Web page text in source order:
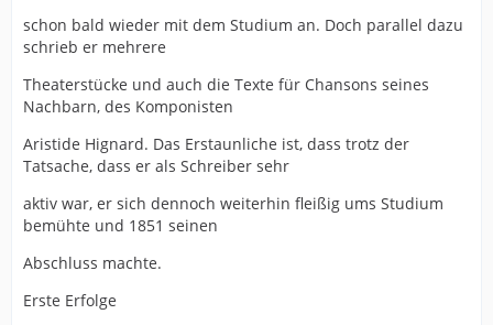
schon bald wieder mit dem Studium an. Doch parallel dazu
schrieb er mehrere
Theaterstücke und auch die Texte für Chansons seines
Nachbarn, des Komponisten
Aristide Hignard. Das Erstaunliche ist, dass trotz der
Tatsache, dass er als Schreiber sehr
aktiv war, er sich dennoch weiterhin fleißig ums Studium
bemühte und 1851 seinen
Abschluss machte.
Erste Erfolge